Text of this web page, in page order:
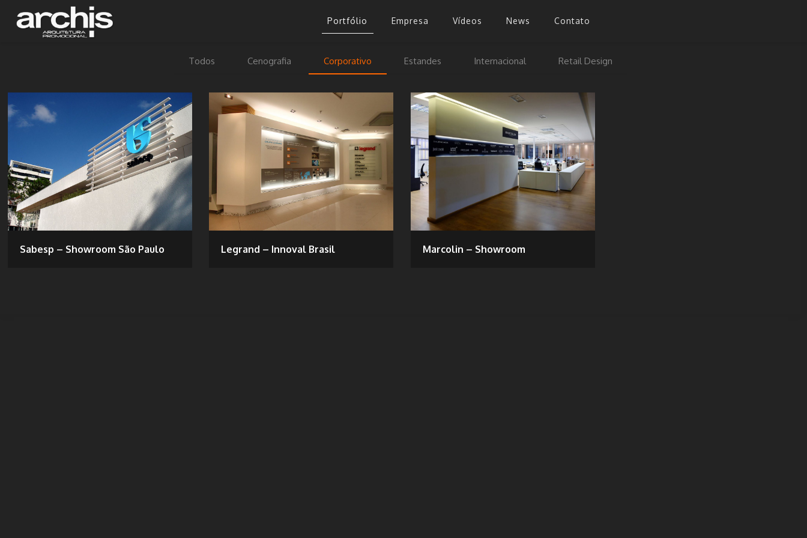
Portfólio Empresa Vídeos News Contato
Todos Cenografia Corporativo Estandes Internacional Retail Design
Sabesp – Showroom São Paulo Legrand – Innoval Brasil Marcolin – Showroom